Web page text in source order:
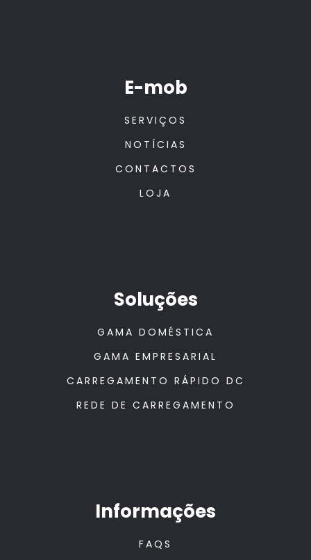
E-mob
SERVIÇOS
NOTÍCIAS
CONTACTOS
LOJA
Soluções
GAMA DOMÉSTICA
GAMA EMPRESARIAL
CARREGAMENTO RÁPIDO DC
REDE DE CARREGAMENTO
Informações
FAQS